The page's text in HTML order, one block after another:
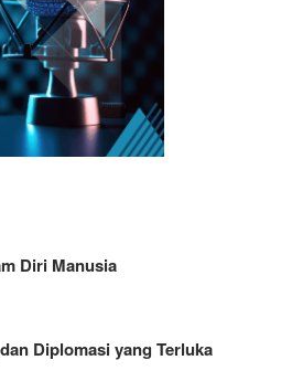
Diri Manusia
Diplomasi yang Terluka